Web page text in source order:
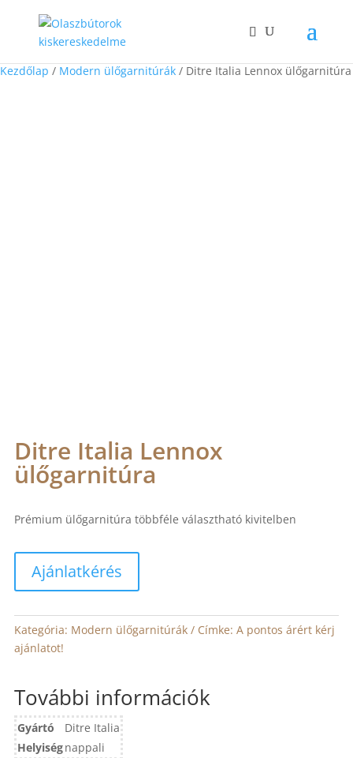
Kezdőlap / Modern ülőgarnitúrák / Ditre Italia Lennox ülőgarnitúra
Ditre Italia Lennox
ülőgarnitúra
Prémium ülőgarnitúra többféle választható kivitelben
Ajánlatkérés
Kategória: Modern ülőgarnitúrák Címke: A pontos árért kérj
ajánlatot!
További információk
Gyártó
Ditre Italia
Helyiségnappali